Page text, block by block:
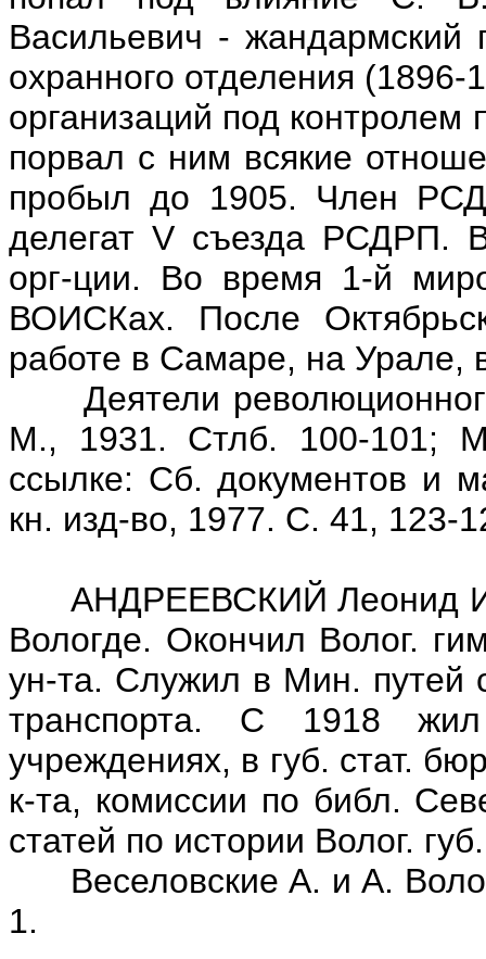
Васильевич - жандармский
охранного отделения
организаций под
порвал с ним всякие
пробыл до 1905. Член
делегат V съезда РСДРП.
орг-ции. Во время 1-й
ВОИСКах. После
работе в Самаре, на Урале,
Деятели
М., 1931. Стлб. 100-101;
ссылке: Сб. документов и
кн. изд-во, 1977. С. 41, 123-
АНДРЕЕВСКИЙ Леонид
Вологде. Окончил Волог.
ун-та. Служил в Мин. путей
транспорта. С 1918
учреждениях, в губ. стат.
к-та, комиссии по библ.
статей по истории Волог. губ.
Веселовские А. и А.
1.